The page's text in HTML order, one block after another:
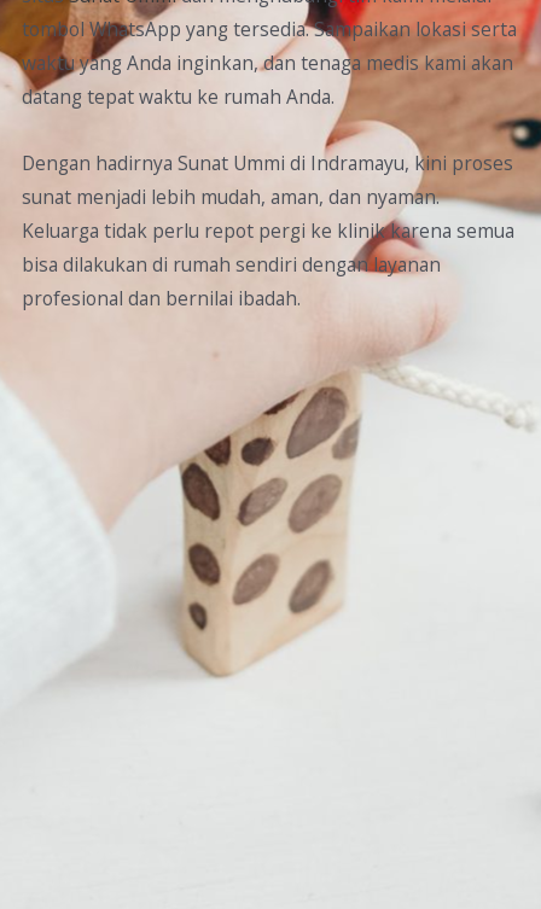
tombol WhatsApp yang tersedia. Sampaikan lokasi serta
waktu yang Anda inginkan, dan tenaga medis kami akan
datang tepat waktu ke rumah Anda.
Dengan hadirnya Sunat Ummi di Indramayu, kini proses
sunat menjadi lebih mudah, aman, dan nyaman.
Keluarga tidak perlu repot pergi ke klinik karena semua
bisa dilakukan di rumah sendiri dengan layanan
profesional dan bernilai ibadah.